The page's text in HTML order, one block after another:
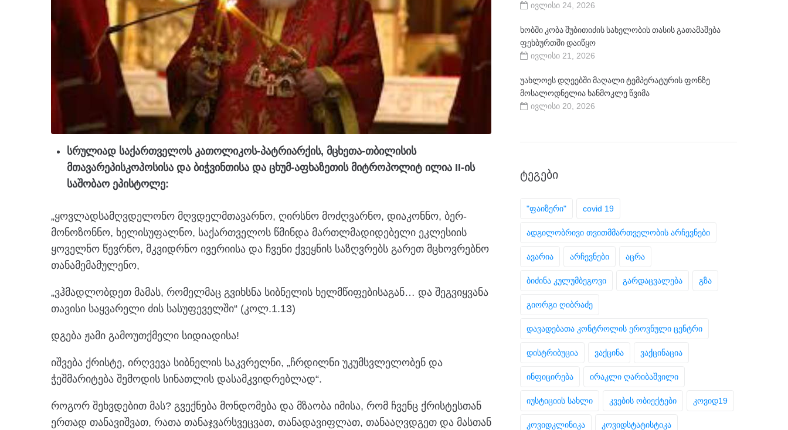
სრულიად საქართველოს კათოლიკოს-პატრიარქის, მცხეთა-თბილისის
მთავარეპისკოპოსისა და ბიჭვინთისა და ცხუმ-აფხაზეთის მიტროპოლიტ ილია II-ის
საშობაო ეპისტოლე:
„ყოვლადსამღვდელონო მღვდელმთავარნო, ღირსნო მოძღვარნო, დიაკონნო, ბერ-
მონოზონნო, ხელისუფალნო, საქართველოს წმინდა მართლმადიდებელი ეკლესიის
ყოველნო წევრნო, მკვიდრნო ივერიისა და ჩვენი ქვეყნის საზღვრებს გარეთ მცხოვრებნო
თანამემამულენო,
„ვჰმადლობდეთ მამას, რომელმაც გვიხსნა სიბნელის ხელმწიფებისაგან… და შეგვიყვანა
თავისი საყვარელი ძის სასუფეველში“ (კოლ.1.13)
დგება ჟამი გამოუთქმელი სიდიადისა!
იშვება ქრისტე, ირღვევა სიბნელის საკვრელნი, „ჩრდილნი უკუმსვლელობენ და
ჭეშმარიტება შემოდის სინათლის დასამკვიდრებლად“.
როგორ შეხვდებით მას? გვექნება მონდომება და მზაობა იმისა, რომ ჩვენც ქრისტესთან
ერთად თანავიშვათ, რათა თანაჯვარსვეცვათ, თანადავიფლათ, თანააღვდგეთ და მასთან
ივლისი 24, 2026
ხობში კობა შუბითიძის სახელობის თასის გათამაშება
ფეხბურთში დაიწყო
ივლისი 21, 2026
უახლოეს დღეებში მაღალი ტემპერატურის ფონზე
მოსალოდნელია ხანმოკლე წვიმა
ივლისი 20, 2026
ᲢᲔᲒᲔᲑᲘ
"ფაიზერი" covid 19
ადგილობრივი თვითმმართველობის არჩევნები
ავარია არჩევნები აცრა
ბიძინა კულუმბეგოვი გარდაცვალება გზა
გიორგი ღიბრაძე
დავადებათა კონტროლის ეროვნული ცენტრი
დისტრიბუცია ვაქცინა ვაქცინაცია
ინფიცირება ირაკლი ღარიბაშვილი
იუსტიციის სახლი კვების ობიექტები კოვიდ19
კოვიდკლინიკა კოვიდსტატისტიკა